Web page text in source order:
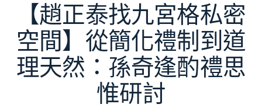
【趙正泰找九宮格私密
空間】從簡化禮制到道
理天然：孫奇逢酌禮思
惟研討